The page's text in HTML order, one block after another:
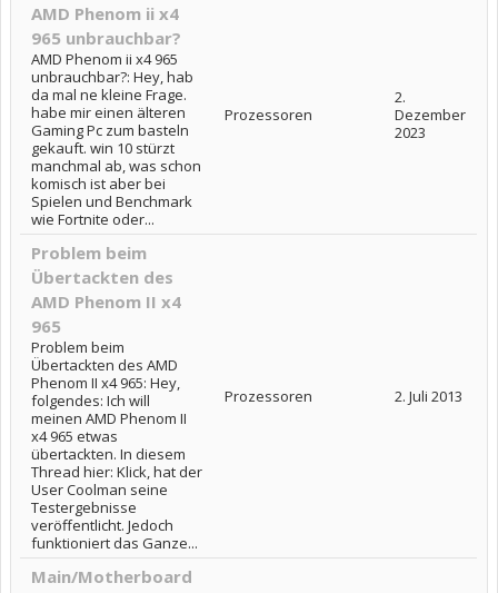
AMD Phenom ii x4
965 unbrauchbar?
AMD Phenom ii x4 965
unbrauchbar?: Hey, hab
da mal ne kleine Frage.
habe mir einen älteren
Gaming Pc zum basteln
gekauft. win 10 stürzt
manchmal ab, was schon
komisch ist aber bei
Spielen und Benchmark
wie Fortnite oder...
Prozessoren
2.
Dezember
2023
Problem beim
Übertackten des
AMD Phenom II x4
965
Problem beim
Übertackten des AMD
Phenom II x4 965: Hey,
folgendes: Ich will
meinen AMD Phenom II
x4 965 etwas
übertackten. In diesem
Thread hier: Klick, hat der
User Coolman seine
Testergebnisse
veröffentlicht. Jedoch
funktioniert das Ganze...
Prozessoren 2. Juli 2013
Main/Motherboard